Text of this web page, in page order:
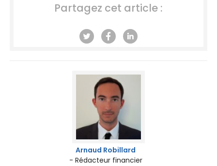
Partagez cet article :
Arnaud Robillard
- Rédacteur financier